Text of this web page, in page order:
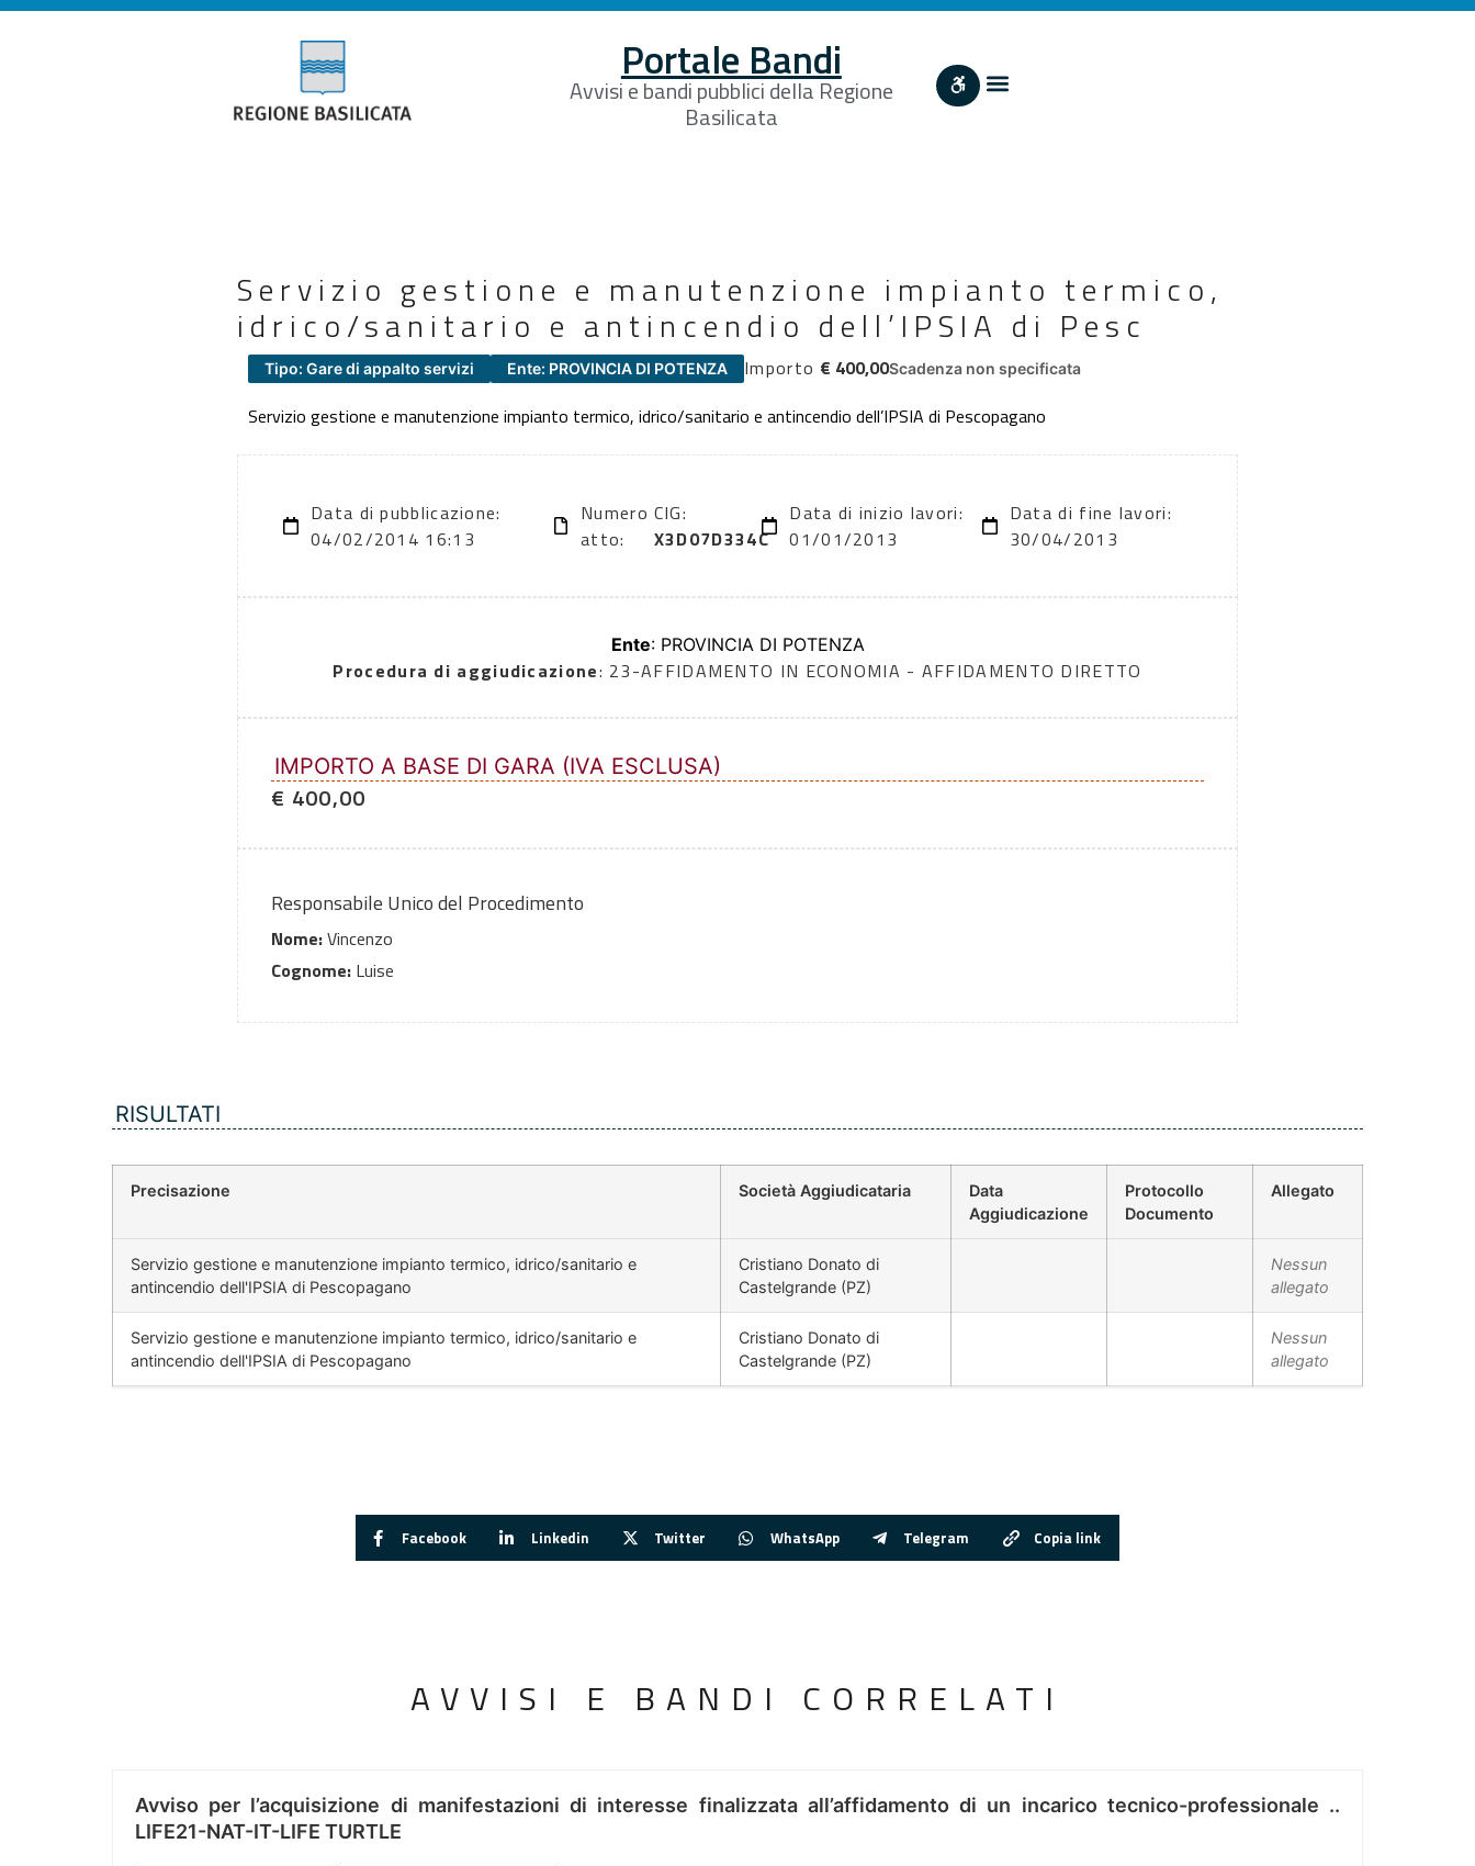
Portale Bandi
Avvisi e bandi pubblici della Regione
Basilicata
Servizio gestione e manutenzione impianto termico,
idrico/sanitario e antincendio dell’IPSIA di Pesc
Tipo: Gare di appalto servizi Ente: PROVINCIA DI POTENZA Importo € 400,00Scadenza non specificata
Servizio gestione e manutenzione impianto termico, idrico/sanitario e antincendio dell’IPSIA di Pescopagano
Data di pubblicazione:
04/02/2014 16:13
Numero
atto:
CIG:
X3D07D334C
Data di inizio lavori:
01/01/2013
Data di fine lavori:
30/04/2013
Ente: PROVINCIA DI POTENZA
Procedura di aggiudicazione: 23-AFFIDAMENTO IN ECONOMIA - AFFIDAMENTO DIRETTO
IMPORTO A BASE DI GARA (IVA ESCLUSA)
€ 400,00
Responsabile Unico del Procedimento
Nome:Vincenzo
Cognome: Luise
RISULTATI
Precisazione Società Aggiudicataria
Data
Aggiudicazione
Protocollo
Documento
Allegato
Servizio gestione e manutenzione impianto termico, idrico/sanitario e
antincendio dell'IPSIA di Pescopagano
Cristiano Donato di
Castelgrande (PZ)
Nessun
allegato
Servizio gestione e manutenzione impianto termico, idrico/sanitario e
antincendio dell'IPSIA di Pescopagano
Cristiano Donato di
Castelgrande (PZ)
Nessun
allegato
Facebook Linkedin Twitter WhatsApp Telegram Copia link
AVVISI E BANDI CORRELATI
Avviso per l’acquisizione di manifestazioni di interesse finalizzata all’affidamento di un incarico tecnico-professionale ..
LIFE21-NAT-IT-LIFE TURTLE